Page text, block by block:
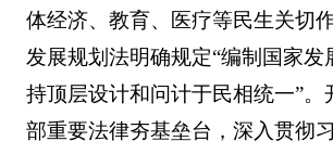
体经济、教育、医疗等民生关切
发展规划法明确规定“编制国家发
持顶层设计和问计于民相统一”。
部重要法律夯基垒台，深入贯彻